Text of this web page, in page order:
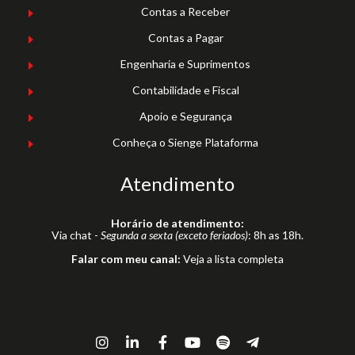
Contas a Receber
Contas a Pagar
Engenharia e Suprimentos
Contabilidade e Fiscal
Apoio e Segurança
Conheça o Sienge Plataforma
Atendimento
Horário de atendimento:
Via chat - Segunda a sexta (exceto feriados): 8h as 18h.
Falar com meu canal: Veja a lista completa